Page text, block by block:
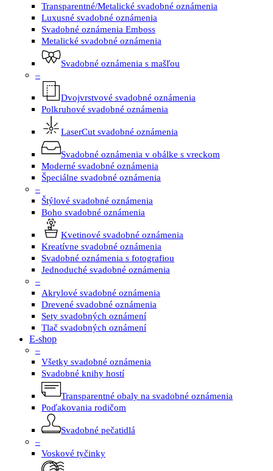
Transparentné/Metalické svadobné oznámenia
Luxusné svadobné oznámenia
Svadobné oznámenia Emboss
Metalické svadobné oznámenia
Svadobné oznámenia s mašľou
–
Dvojvrstvové svadobné oznámenia
Polkruhové svadobné oznámenia
LaserCut svadobné oznámenia
Svadobné oznámenia v obálke s vreckom
Moderné svadobné oznámenia
Špeciálne svadobné oznámenia
–
Štýlové svadobné oznámenia
Boho svadobné oznámenia
Kvetinové svadobné oznámenia
Kreatívne svadobné oznámenia
Svadobné oznámenia s fotografiou
Jednoduché svadobné oznámenia
–
Akrylové svadobné oznámenia
Drevené svadobné oznámenia
Sety svadobných oznámení
Tlač svadobných oznámení
E-shop
–
Všetky svadobné oznámenia
Svadobné knihy hostí
Transparentné obaly na svadobné oznámenia
Poďakovania rodičom
Svadobné pečatidlá
–
Voskové tyčinky